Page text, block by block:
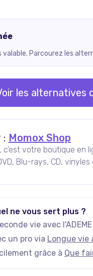
valable. Parcourez les
les alternatives
: Momox Shop
c’est votre boutique en
Blu-rays, CD, vinyles
la culture accessible
ne vous sert plus ?
vie avec l'ADEME
un pro via Longue vie
grâce à Que